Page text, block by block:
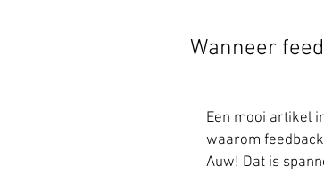
Wanneer
Een mooi artikel
waarom
Auw! Dat is